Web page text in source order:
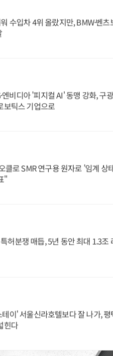
수입차 4위 올랐지만, BMW·벤츠
비디아 '피지컬 AI' 동맹 강화, 구
보틱스 기업으로
클로 SMR 연구용 원자로 '임계 상
"
허분쟁 매듭, 5년 동안 최대 1.3조
이' 서울신라호텔보다 잘 나가, 평
힌다